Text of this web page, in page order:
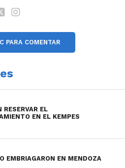
PARA COMENTAR
RESERVAR EL
EN EL KEMPES
EMBRIAGARON EN MENDOZA